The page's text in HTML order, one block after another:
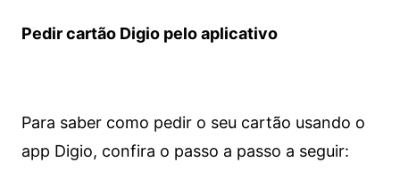
Pedir cartão Digio pelo aplicativo
Para saber como pedir o seu cartão usando o
app Digio, confira o passo a passo a seguir: